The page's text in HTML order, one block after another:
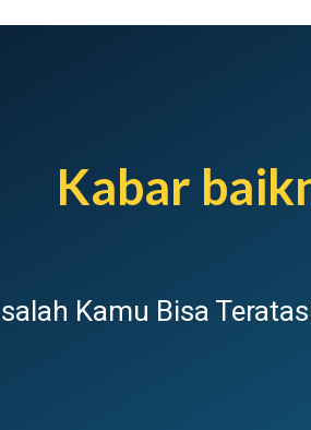
Kabar
Kamu Bisa